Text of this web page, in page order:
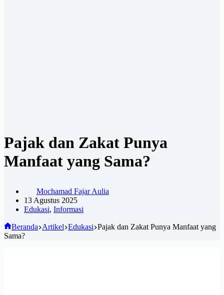
Pajak dan Zakat Punya
Manfaat yang Sama?
Mochamad Fajar Aulia
13 Agustus 2025
Edukasi, Informasi
Beranda Artikel Edukasi Pajak dan Zakat Punya Manfaat yang
Sama?